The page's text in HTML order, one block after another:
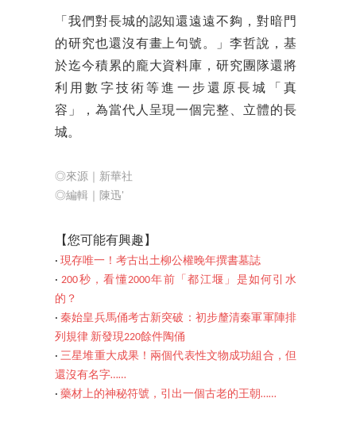
「我們對長城的認知還遠遠不夠，對暗門
的研究也還沒有畫上句號。」李哲說，基
於迄今積累的龐大資料庫，研究團隊還將
利用數字技術等進一步還原長城「真
容」，為當代人呈現一個完整、立體的長
城。
◎來源｜新華社
◎編輯｜陳迅'
【您可能有興趣】
‧ 現存唯一！考古出土柳公權晚年撰書墓誌
‧200秒，看懂2000年前「都江堰」是如何引水
的？
‧秦始皇兵馬俑考古新突破：初步釐清秦軍軍陣排
列規律 新發現220餘件陶俑
‧三星堆重大成果！兩個代表性文物成功組合，但
還沒有名字……
‧ 藥材上的神秘符號，引出一個古老的王朝……